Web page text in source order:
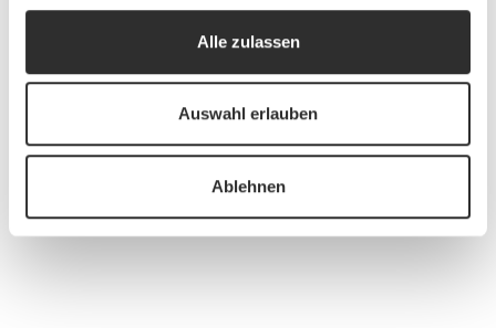
Alle zulassen
Auswahl erlauben
Ablehnen